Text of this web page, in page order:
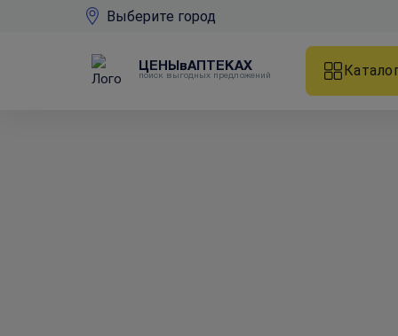
Выберите город
ЦЕНЫвАПТЕКАХ
поиск выгодных предложений